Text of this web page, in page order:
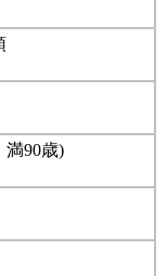
満90歳)